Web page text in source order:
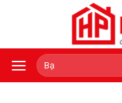
Tìm
kiếm: